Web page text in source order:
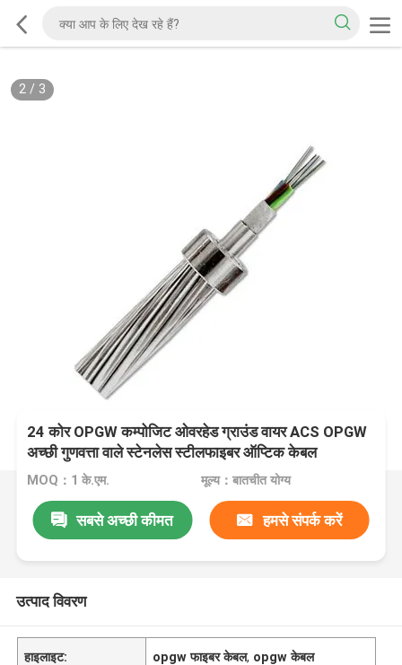
2/ 3
24 कोर OPGW कम्पोजिट ओवरहेड ग्राउंड वायर ACS OPGW
अच्छी गुणवत्ता वाले स्टेनलेस स्टीलफाइबर ऑप्टिक केबल
MOQ：1 के.एम. मूल्य：बातचीत योग्य
सबसे अच्छी कीमत हमसे संपर्क करें
उत्पाद विवरण
हाइलाइट: opgw फाइबर केबल, opgw केबल